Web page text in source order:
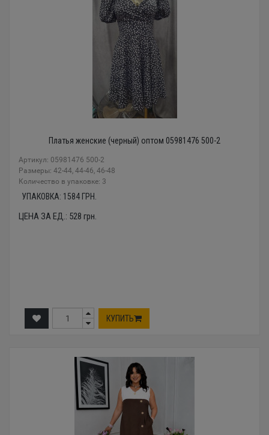
Платья женские (черный) оптом 05981476 500-2
Артикул: 05981476 500-2
Размеры: 42-44, 44-46, 46-48
Количество в упаковке: 3
УПАКОВКА: 1584 ГРН.
ЦЕНА ЗА ЕД.: 528 грн.
КУПИТЬ